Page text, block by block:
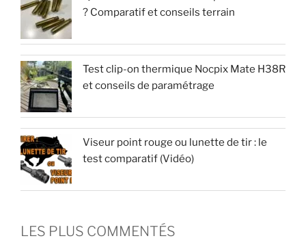
? Comparatif et conseils terrain
Test clip-on thermique Nocpix Mate H38R
et conseils de paramétrage
Viseur point rouge ou lunette de tir : le
test comparatif (Vidéo)
LES PLUS COMMENTÉS